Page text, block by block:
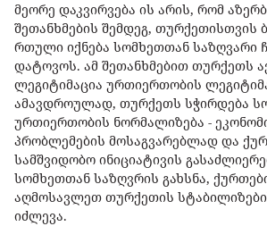
მეორე დაკვირვება ის არის, რომ
შეთანხმების შემდეგ,
რთული იქნება სომხეთთან საზღვარი
დატოვოს. ამ შეთანხმებით თურქეთს
ლეგიტიმაცია ურთიერთობის
ამავდროულად, თურქეთს სჭირდება
ურთიერთობის ნორმალიზება -
პრობლემების მოსაგვარებლად და
სამშვიდობო ინიციატივის
სომხეთთან საზღვრის გახსნა,
აღმოსავლეთ თურქეთის
იძლევა.